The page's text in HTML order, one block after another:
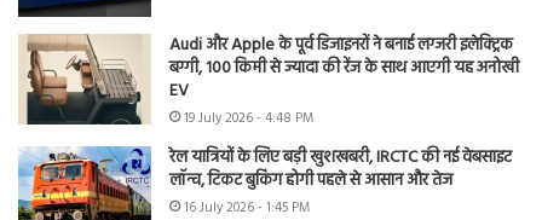
Audi और Apple के पूर्व डिजाइनरों ने बनाई लग्जरी इलेक्ट्रिक
बग्गी, 100 किमी से ज्यादा की रेंज के साथ आएगी यह अनोखी
EV
19 July 2026 - 4:48 PM
रेल यात्रियों के लिए बड़ी खुशखबरी, IRCTC की नई वेबसाइट
लॉन्च, टिकट बुकिंग होगी पहले से आसान और तेज
16 July 2026 - 1:45 PM